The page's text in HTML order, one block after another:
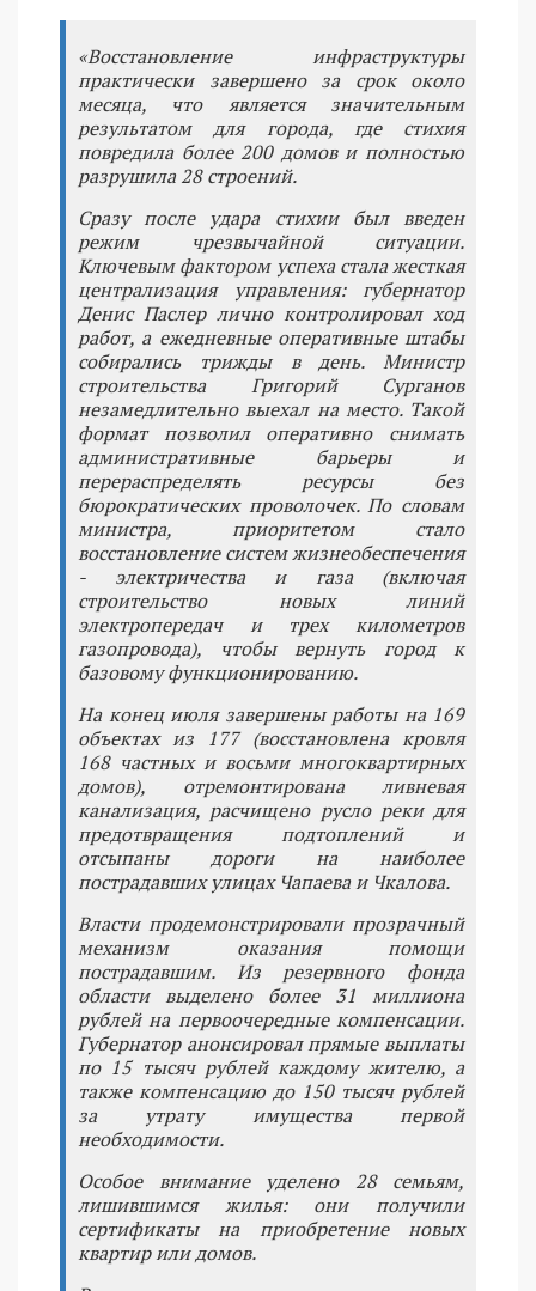
«Восстановление инфраструктуры
практически завершено за срок около
месяца, что является значительным
результатом для города, где стихия
повредила более 200 домов и полностью
разрушила 28 строений.
Сразу после удара стихии был введен
режим чрезвычайной ситуации.
Ключевым фактором успеха стала жесткая
централизация управления: губернатор
Денис Паслер лично контролировал ход
работ, а ежедневные оперативные штабы
собирались трижды в день. Министр
строительства Григорий Сурганов
незамедлительно выехал на место. Такой
формат позволил оперативно снимать
административные барьеры и
перераспределять ресурсы без
бюрократических проволочек. По словам
министра, приоритетом стало
восстановление систем жизнеобеспечения
- электричества и газа (включая
строительство новых линий
электропередач и трех километров
газопровода), чтобы вернуть город к
базовому функционированию.
На конец июля завершены работы на 169
объектах из 177 (восстановлена кровля
168 частных и восьми многоквартирных
домов), отремонтирована ливневая
канализация, расчищено русло реки для
предотвращения подтоплений и
отсыпаны дороги на наиболее
пострадавших улицах Чапаева и Чкалова.
Власти продемонстрировали прозрачный
механизм оказания помощи
пострадавшим. Из резервного фонда
области выделено более 31 миллиона
рублей на первоочередные компенсации.
Губернатор анонсировал прямые выплаты
по 15 тысяч рублей каждому жителю, а
также компенсацию до 150 тысяч рублей
за утрату имущества первой
необходимости.
Особое внимание уделено 28 семьям,
лишившимся жилья: они получили
сертификаты на приобретение новых
квартир или домов.